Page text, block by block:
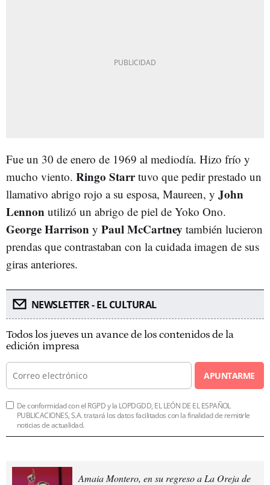
Fue un 30 de enero de 1969 al mediodía. Hizo frío y
mucho viento. Ringo Starrtuvo que pedir prestado un
llamativo abrigo rojo a su esposa, Maureen, y John
Lennon utilizó un abrigo de piel de Yoko Ono.
George Harrison y Paul McCartney también lucieron
prendas que contrastaban con la cuidada imagen de sus
giras anteriores.
NEWSLETTER - EL CULTURAL
Todos los jueves un avance de los contenidos de la
edición impresa
APUNTARME
De conformidad con el RGPD y la LOPDGDD, EL LEÓN DE EL ESPAÑOL
PUBLICACIONES, S.A. tratará los datos facilitados con la finalidad de remitirle
noticias de actualidad.
Amaia Montero, en su regreso a La Oreja de